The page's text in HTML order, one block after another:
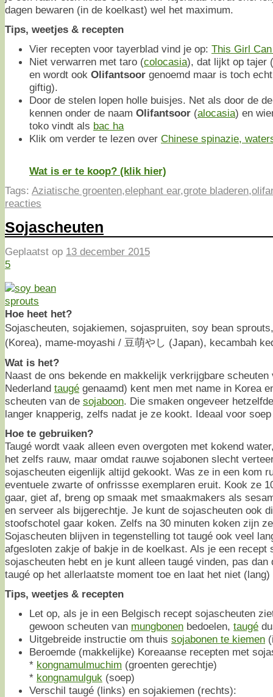
dagen bewaren (in de koelkast) wel het maximum.
Tips, weetjes & recepten
Vier recepten voor tayerblad vind je op: This Girl
Niet verwarren met taro (colocasia), dat lijkt op tajer
en wordt ook Olifantsoor genoemd maar is toch
giftig).
Door de stelen lopen holle buisjes. Net als door de
kennen onder de naam Olifantsoor (alocasia) en
toko vindt als bac ha
Klik om verder te lezen over Chinese spinazie,
Wat is er te koop? (klik hier)
Tags: Aziatische groenten,elephant ear,grote bladeren,
reacties
Sojascheuten
Geplaatst op 13 december 2015
5
Hoe heet het?
Sojascheuten, sojakiemen, sojaspruiten, soy bean
(Korea), mame-moyashi / 豆萌やし (Japan), kecambah
Wat is het?
Naast de ons bekende en makkelijk verkrijgbare
Nederland taugé genaamd) kent men met name in Korea
scheuten van de sojaboon. Die smaken ongeveer
langer knapperig, zelfs nadat je ze kookt. Ideaal voor
Hoe te gebruiken?
Taugé wordt vaak alleen even overgoten met kokend
het zelfs rauw, maar omdat rauwe sojabonen slecht
sojascheuten eigenlijk altijd gekookt. Was ze in een kom
eventuele zwarte of onfrissse exemplaren eruit. Kook ze
gaar, giet af, breng op smaak met smaakmakers als
en serveer als bijgerechtje. Je kunt de sojascheuten ook
stoofschotel gaar koken. Zelfs na 30 minuten koken zijn
Sojascheuten blijven in tegenstelling tot taugé ook veel
afgesloten zakje of bakje in de koelkast. Als je een recept
sojascheuten hebt en je kunt alleen taugé vinden, pas dan
taugé op het allerlaatste moment toe en laat het niet
Tips, weetjes & recepten
Let op, als je in een Belgisch recept sojascheuten
gewoon scheuten van mungbonen bedoelen, taugé
Uitgebreide instructie om thuis sojabonen te kiemen
Beroemde (makkelijke) Koreaanse recepten met
* kongnamulmuchim (groenten gerechtje)
* kongnamulguk (soep)
Verschil taugé (links) en sojakiemen (rechts):